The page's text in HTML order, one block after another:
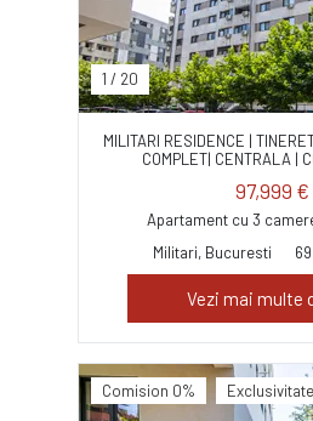
1 / 20
MILITARI RESIDENCE |
COMPLET| CENTRALA |
97,999 €
Apartament cu 3
Militari, Bucuresti
Vezi mai multe
Comision 0% Exclusivitate